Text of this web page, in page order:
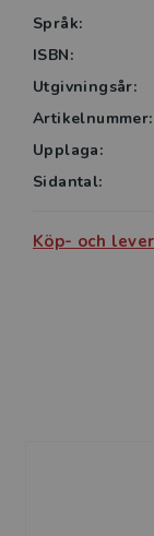
Språk:
ISBN:
Utgivningsår:
Artikelnummer:
Upplaga:
Sidantal:
Köp- och